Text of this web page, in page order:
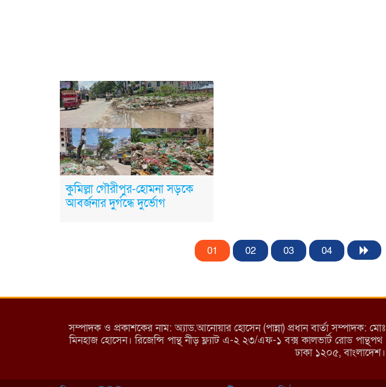
কুমিল্লা গৌরীপুর-হোমনা সড়কে
আবর্জনার দুর্গন্ধে দুর্ভোগ
01 02 03 04
সম্পাদক ও প্রকাশকের নাম: অ্যাড.আনোয়ার হোসেন (পান্না) প্রধান বার্তা সম্পাদক: মোঃ
মিনহাজ হোসেন। রিজেন্সি পান্থ নীড় ফ্ল্যাট এ-২ ২৩/এফ-১ বক্স কালভার্ট রোড পান্থপথ
ঢাকা ১২০৫, বাংলাদেশ।